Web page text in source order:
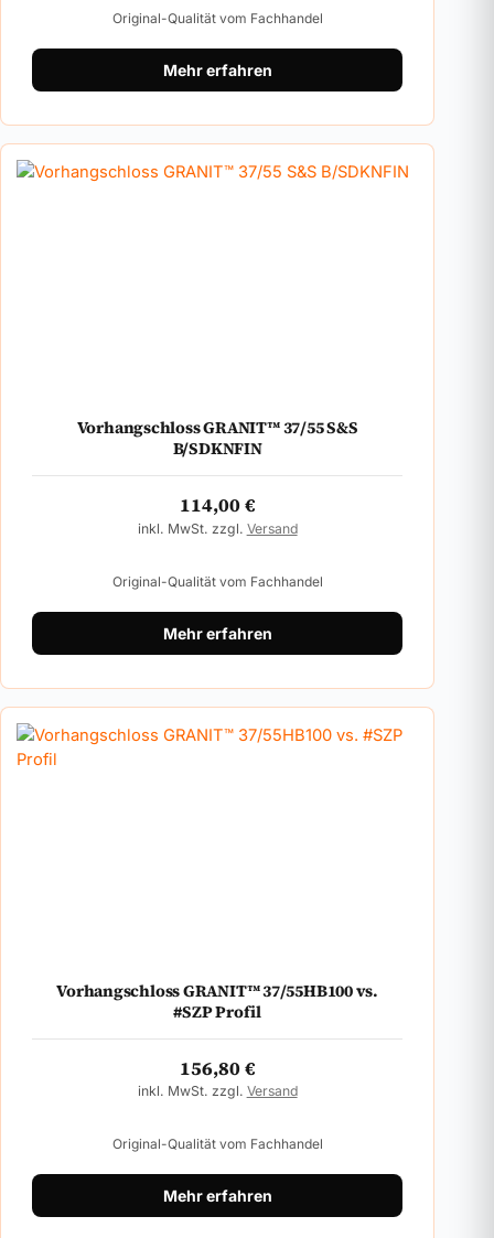
Original-Qualität vom Fachhandel
Mehr erfahren
Vorhangschloss GRANIT™ 37/55 S&S
B/SDKNFIN
114,00€
inkl. MwSt. zzgl. Versand
Original-Qualität vom Fachhandel
Mehr erfahren
Vorhangschloss GRANIT™ 37/55HB100 vs.
#SZP Profil
156,80€
inkl. MwSt. zzgl. Versand
Original-Qualität vom Fachhandel
Mehr erfahren